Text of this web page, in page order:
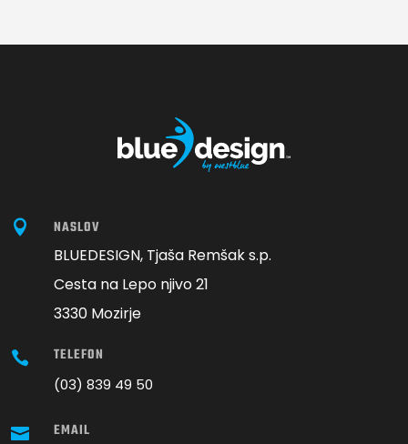

NASLOV
BLUEDESIGN, Tjaša Remšak s.p.
Cesta na Lepo njivo 21
3330 Mozirje
 TELEFON
(03) 839 49 50
 EMAIL